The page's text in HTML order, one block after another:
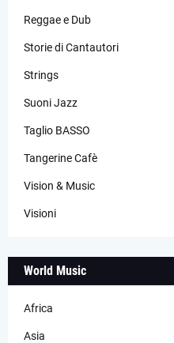
Reggae e Dub
Storie di Cantautori
Strings
Suoni Jazz
Taglio BASSO
Tangerine Cafè
Vision & Music
Visioni
World Music
Africa
Asia